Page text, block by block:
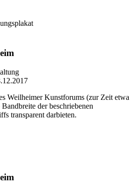
Weilheimer Kunstforums (zur Zeit etwa
der beschriebenen
transparent darbieten.